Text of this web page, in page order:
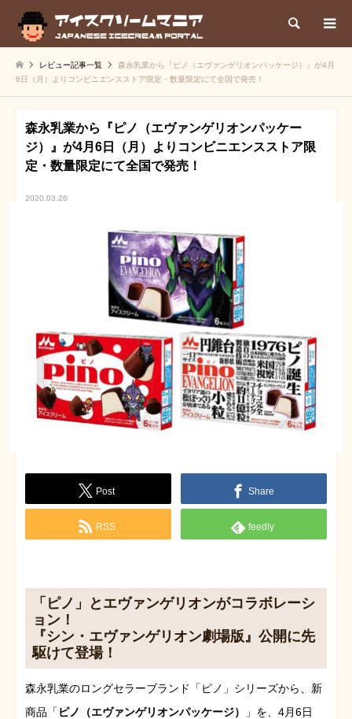
検索
レビュー記事一覧
森永乳業から『ピノ（エヴァンゲリオンパッケージ）』が4月
6日（月）よりコンビニエンスストア限定・数量限定にて全国で発売！
森永乳業から『ピノ（エヴァンゲリオンパッケー
ジ）』が4月6日（月）よりコンビニエンスストア限
定・数量限定にて全国で発売！
2020.03.26
Post Share
RSS feedly
「ピノ」とエヴァンゲリオンがコラボレーシ
ョン！
『シン・エヴァンゲリオン劇場版』公開に先
駆けて登場！
森永乳業のロングセラーブランド「ピノ」シリーズから、新
商品「 ピノ（エヴァンゲリオンパッケージ）
」を、4月6日